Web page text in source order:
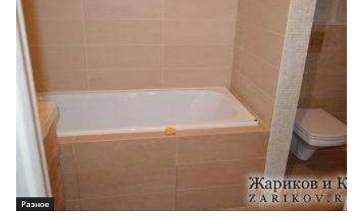
Разное